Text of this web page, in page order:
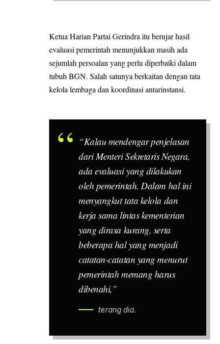
Ketua Harian Partai Gerindra itu berujar hasil
evaluasi pemerintah menunjukkan masih ada
sejumlah persoalan yang perlu diperbaiki dalam
tubuh BGN. Salah satunya berkaitan dengan tata
kelola lembaga dan koordinasi antarinstansi.
“Kalau mendengar penjelasan
dari Menteri Sekretaris Negara,
ada evaluasi yang dilakukan
oleh pemerintah. Dalam hal ini
menyangkut tata kelola dan
kerja sama lintas kementerian
yang dirasa kurang, serta
beberapa hal yang menjadi
catatan-catatan yang menurut
pemerintah memang harus
dibenahi,”
terang dia.